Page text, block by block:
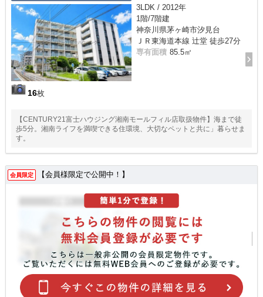
16枚
3LDK / 2012年
1階/7階建
神奈川県茅ヶ崎市汐見台
ＪＲ東海道本線 辻堂 徒歩27分
専有面積 85.5㎡
【CENTURY21富士ハウジング湘南モールフィル店取扱物件】海まで徒
歩5分。湘南ライフを満喫できる住環境、大切なペットと共に」暮らせま
す。
会員限定 【会員様限定で公開中！】